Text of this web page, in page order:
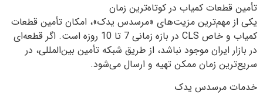
تأمین قطعات کمیاب در کوتاه‌ترین زمان
یکی از مهم‌ترین مزیت‌های «مرسدس یدک»، امکان تأمین قطعات
کمیاب و خاص CLS در بازه زمانی 7 تا 10 روزه است. اگر قطعه‌ای
در بازار ایران موجود نباشد، از طریق شبکه تأمین بین‌المللی، در
سریع‌ترین زمان ممکن تهیه و ارسال می‌شود.
خدمات مرسدس یدک